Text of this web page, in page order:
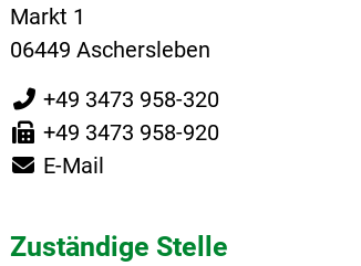
Markt 1
06449 Aschersleben
+49 3473 958-320
+49 3473 958-920
E-Mail
Zuständige Stelle